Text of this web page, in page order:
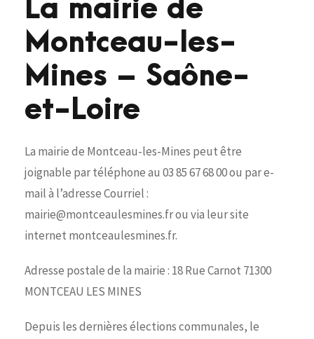
La mairie de
Montceau-les-
Mines – Saône-
et-Loire
La mairie de Montceau-les-Mines peut être
joignable par téléphone au 03 85 67 68 00 ou par e-
mail à l’adresse Courriel :
mairie@montceaulesmines.fr ou via leur site
internet montceaulesmines.fr.
Adresse postale de la mairie : 18 Rue Carnot 71300
MONTCEAU LES MINES
Depuis les dernières élections communales, le